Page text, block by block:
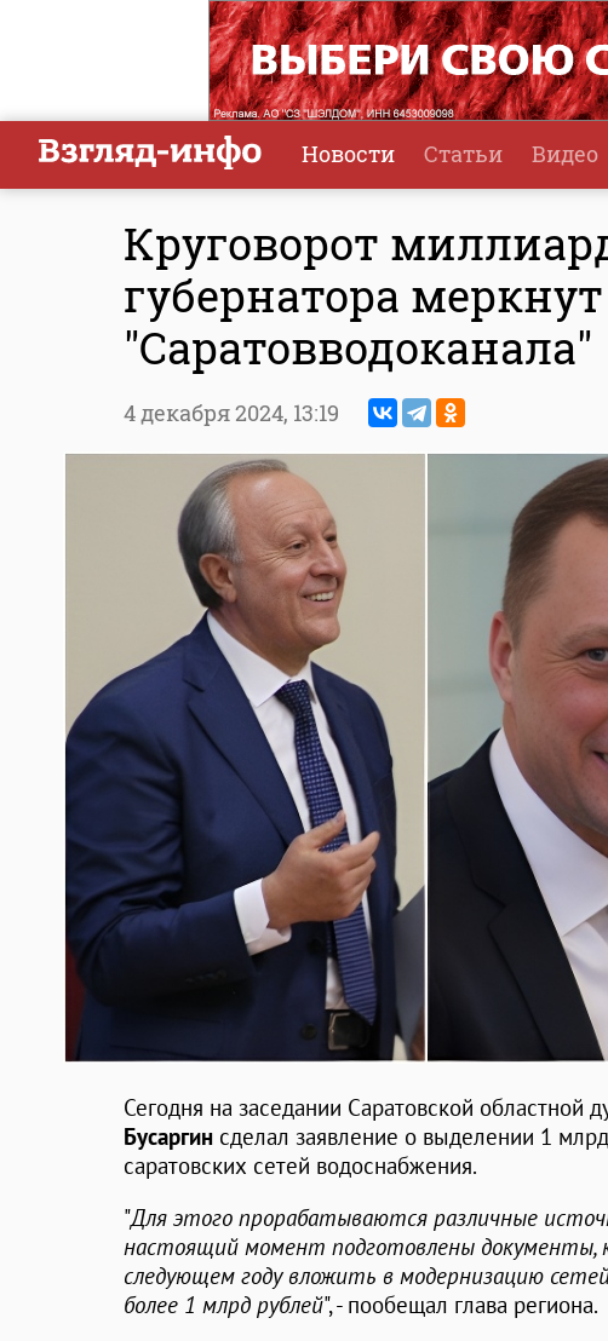
Новости Статьи Видео
Круговорот
губернатора
"Саратовводоканала"
4 декабря 2024, 13:19
Сегодня на заседании Саратовской областной
Бусаргин сделал заявление о выделении 1
саратовских сетей водоснабжения.
"Для этого прорабатываются различные
настоящий момент подготовлены документы,
следующем году вложить в модернизацию
более 1 млрд рублей", - пообещал глава региона.